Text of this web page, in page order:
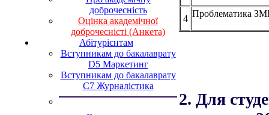
доброчесність
Оцінка академічної
доброчесністі (Анкета)
Абітурієнтам
Вступникам до бакалаврату
D5 Маркетинг
Вступникам до бакалаврату
С7 Журналістика
4 Проблематика
2. Для